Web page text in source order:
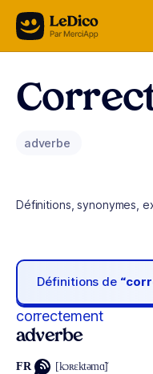
Aller au contenu
adverbe
Définitions, synonymes,
Définitions de
correctement
adverbe
FR [kɔʀɛktəmɑ̃]